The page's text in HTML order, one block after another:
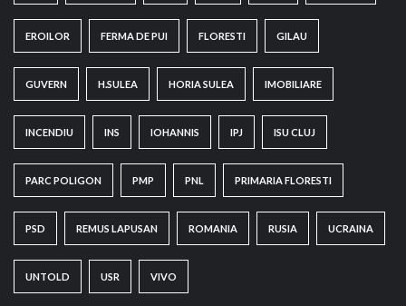
EROILOR FERMA DE PUI FLORESTI GILAU
GUVERN H.SULEA HORIA SULEA IMOBILIARE
INCENDIU INS IOHANNIS IPJ ISU CLUJ
PARC POLIGON PMP PNL PRIMARIA FLORESTI
PSD REMUS LAPUSAN ROMANIA RUSIA UCRAINA
UNTOLD USR VIVO